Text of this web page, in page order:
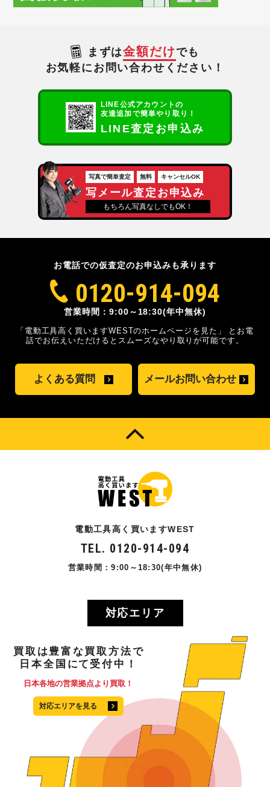
まずは金額だけ でも
お気軽にお問い合わせください！
LINE公式アカウントの
友達追加で簡単やり取り！
LINE査定お申込み
写真で簡単査定 無料 キャンセルOK
写メール査定お申込み
もちろん写真なしでもOK！
お電話での仮査定のお申込みも承ります
0120-914-094
営業時間：9:00～18:30(年中無休)
「電動工具高く買いますWESTのホームページを見た」
とお電
話でお伝えいただけるとスムーズなやり取りが可能です。
よくある質問 メールお問い合わせ
電動工具高く買いますWEST
TEL. 0120-914-094
営業時間：9:00～18:30(年中無休)
対応エリア
買取 は豊富な買取方法で
日本全国 にて 受付中！
日本各地の営業拠点より買取！
対応エリアを見る